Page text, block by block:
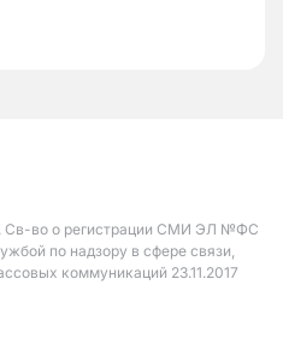
Св-во о регистрации СМИ ЭЛ №ФС
по надзору в сфере связи,
коммуникаций 23.11.2017